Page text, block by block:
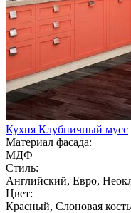
Кухня Клубничный мусс
Материал фасада:
МДФ
Стиль:
Английский, Евро,
Цвет:
Красный, Слоновая кость